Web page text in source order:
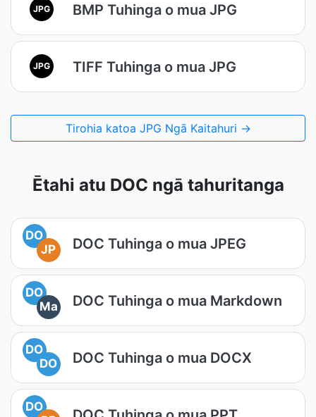
JPG BMP Tuhinga o mua JPG
JPG TIFF Tuhinga o mua JPG
Tirohia katoa JPG Ngā Kaitahuri →
Ētahi atu DOC ngā tahuritanga
DO
JP
DOC Tuhinga o mua JPEG
DO
Ma
DOC Tuhinga o mua Markdown
DO
DO
DOC Tuhinga o mua DOCX
DO